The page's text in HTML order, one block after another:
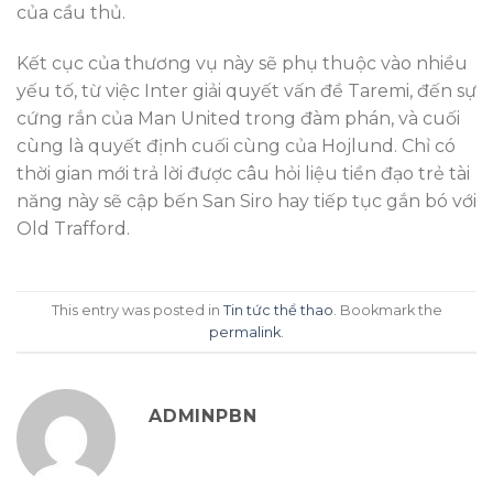
của cầu thủ.
Kết cục của thương vụ này sẽ phụ thuộc vào nhiều
yếu tố, từ việc Inter giải quyết vấn đề Taremi, đến sự
cứng rắn của Man United trong đàm phán, và cuối
cùng là quyết định cuối cùng của Hojlund. Chỉ có
thời gian mới trả lời được câu hỏi liệu tiền đạo trẻ tài
năng này sẽ cập bến San Siro hay tiếp tục gắn bó với
Old Trafford.
This entry was posted in Tin tức thể thao . Bookmark the
permalink
ADMINPBN